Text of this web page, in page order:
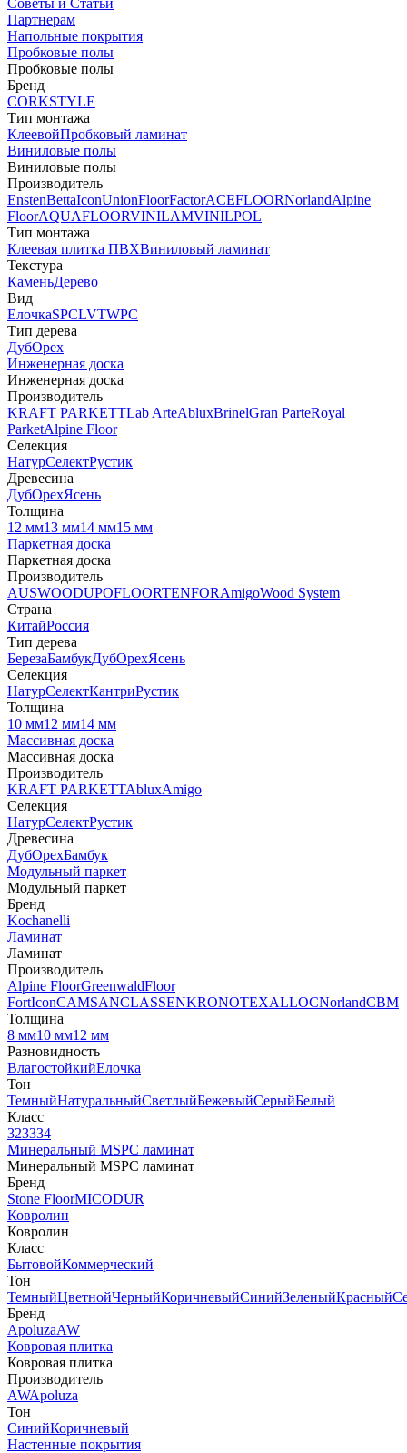
Советы и Статьи
Партнерам
Напольные покрытия
Пробковые полы
Пробковые полы
Бренд
CORKSTYLE
Тип монтажа
КлеевойПробковый ламинат
Виниловые полы
Виниловые полы
Производитель
EnstenBettaIconUnionFloorFactorACEFLOORNorlandAlpine
FloorAQUAFLOORVINILAMVINILPOL
Тип монтажа
Клеевая плитка ПВХВиниловый ламинат
Текстура
КаменьДерево
Вид
ЕлочкаSPCLVTWPC
Тип дерева
ДубОрех
Инженерная доска
Инженерная доска
Производитель
KRAFT PARKETTLab ArteAbluxBrinelGran ParteRoyal
ParketAlpine Floor
Селекция
НатурСелектРустик
Древесина
ДубОрехЯсень
Толщина
12 мм13 мм14 мм15 мм
Паркетная доска
Паркетная доска
Производитель
AUSWOODUPOFLOORTENFORAmigoWood System
Страна
КитайРоссия
Тип дерева
БерезаБамбукДубОрехЯсень
Селекция
НатурСелектКантриРустик
Толщина
10 мм12 мм14 мм
Массивная доска
Массивная доска
Производитель
KRAFT PARKETTAbluxAmigo
Селекция
НатурСелектРустик
Древесина
ДубОрехБамбук
Модульный паркет
Модульный паркет
Бренд
Kochanelli
Ламинат
Ламинат
Производитель
Alpine FloorGreenwaldFloor
FortIconCAMSANCLASSENKRONOTEXALLOCNorlandCBM
Толщина
8 мм10 мм12 мм
Разновидность
ВлагостойкийЕлочка
Тон
ТемныйНатуральныйСветлыйБежевыйСерыйБелый
Класс
323334
Минеральный MSPC ламинат
Минеральный MSPC ламинат
Бренд
Stone FloorMICODUR
Ковролин
Ковролин
Класс
БытовойКоммерческий
Тон
ТемныйЦветнойЧерныйКоричневыйСинийЗеленыйКрасный
Бренд
ApoluzaAW
Ковровая плитка
Ковровая плитка
Производитель
AWApoluza
Тон
СинийКоричневый
Настенные покрытия